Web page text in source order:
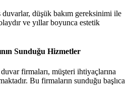
duvarlar, düşük bakım gereksinimi ile
ve yıllar boyunca estetik
Sunduğu Hizmetler
firmaları, müşteri ihtiyaçlarına
Bu firmaların sunduğu başlıca